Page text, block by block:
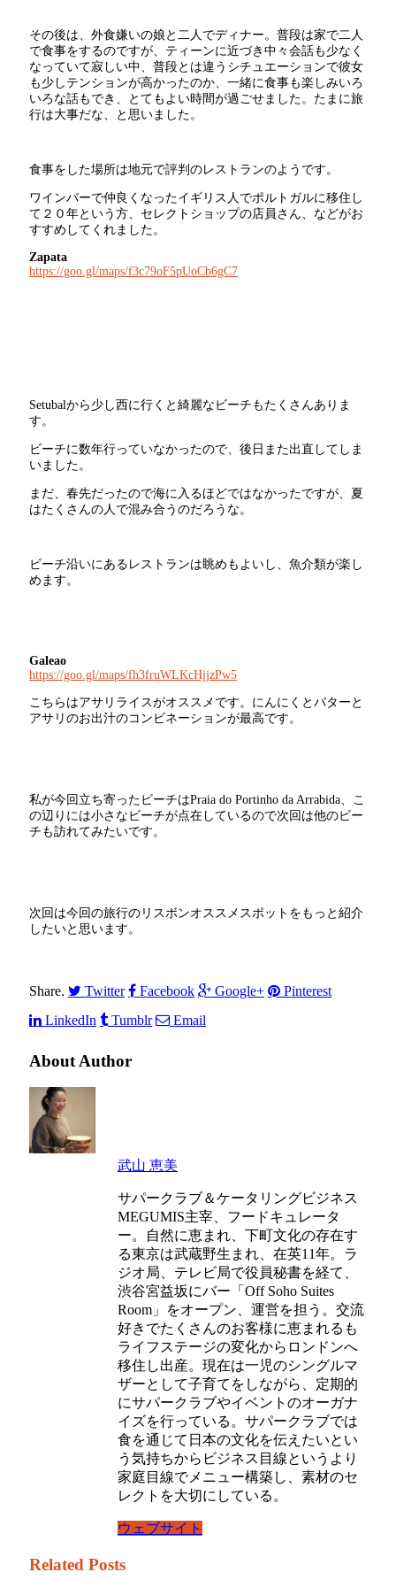
その後は、外食嫌いの娘と二人でディナー。普段は家で二人
で食事をするのですが、ティーンに近づき中々会話も少なく
なっていて寂しい中、普段とは違うシチュエーションで彼女
も少しテンションが高かったのか、一緒に食事も楽しみいろ
いろな話もでき、とてもよい時間が過ごせました。たまに旅
行は大事だな、と思いました。
食事をした場所は地元で評判のレストランのようです。
ワインバーで仲良くなったイギリス人でポルトガルに移住し
て２０年という方、セレクトショップの店員さん、などがお
すすめしてくれました。
Zapata
https://goo.gl/maps/f3c79oF5pUoCb6gC7
Setubalから少し西に行くと綺麗なビーチもたくさんありま
す。
ビーチに数年行っていなかったので、後日また出直してしま
いました。
まだ、春先だったので海に入るほどではなかったですが、夏
はたくさんの人で混み合うのだろうな。
ビーチ沿いにあるレストランは眺めもよいし、魚介類が楽し
めます。
Galeao
https://goo.gl/maps/fh3fruWLKcHjjzPw5
こちらはアサリライスがオススメです。にんにくとバターと
アサリのお出汁のコンビネーションが最高です。
私が今回立ち寄ったビーチはPraia do Portinho da Arrabida、こ
の辺りには小さなビーチが点在しているので次回は他のビー
チも訪れてみたいです。
次回は今回の旅行のリスボンオススメスポットをもっと紹介
したいと思います。
Share. Twitter Facebook Google+
Pinterest
LinkedIn
Tumblr Email
About Author
武山 恵美
サパークラブ＆ケータリングビジネス
MEGUMIS主宰、フードキュレータ
ー。自然に恵まれ、下町文化の存在す
る東京は武蔵野生まれ、在英11年。ラ
ジオ局、テレビ局で役員秘書を経て、
渋谷宮益坂にバー「Off Soho Suites
Room」をオープン、運営を担う。交流
好きでたくさんのお客様に恵まれるも
ライフステージの変化からロンドンへ
移住し出産。現在は一児のシングルマ
ザーとして子育てをしながら、定期的
にサパークラブやイベントのオーガナ
イズを行っている。サパークラブでは
食を通じて日本の文化を伝えたいとい
う気持ちからビジネス目線というより
家庭目線でメニュー構築し、素材のセ
レクトを大切にしている。
ウェブサイト
Related Posts